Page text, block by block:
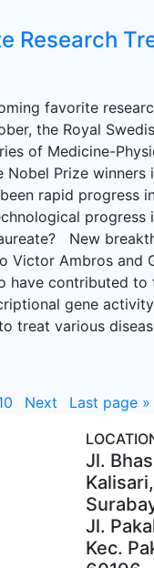
Research
favorite
the Royal
of Medicine-
Prize winners
rapid progress
progress
New
Victor Ambros and
have contributed
gene
treat various
Next Last page »
Jl.
Jl.
Kec.